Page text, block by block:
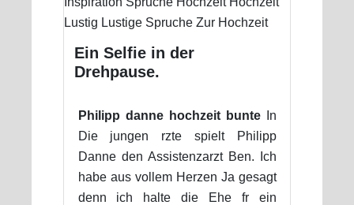
Ein Selfie in der
Drehpause.
Philipp danne hochzeit bunteIn
Die jungen rzte spielt Philipp
Danne den Assistenzarzt Ben. Ich
habe aus vollem Herzen Ja gesagt
denn ich halte die Ehe fr ein